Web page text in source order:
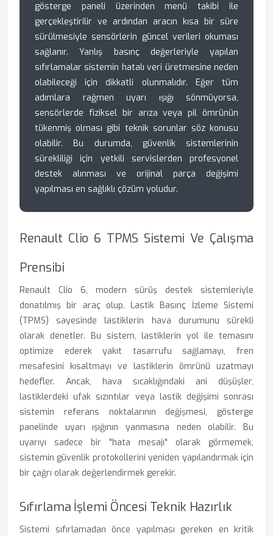
gösterge paneli üzerinden menü takibi ile
gerçekleştirilir ve ardından aracın kısa bir süre
sürülmesiyle sensörlerin güncel verileri okuması
sağlanır. Yanlış basınç değerleriyle yapılan
sıfırlamalar sistemin hatalı veri üretmesine neden
olabileceği için dikkatli olunmalıdır. Eğer tüm
adımlara rağmen uyarı ışığı sönmüyorsa,
sensörlerde fiziksel bir arıza veya pil ömrünün
tükenmiş olması gibi teknik sorunlar söz konusu
olabilir. Bu durumda, güvenlik sistemlerinin
sürekliliği için yetkili servislerden profesyonel
destek alınması ve orijinal parça değişimi
yapılması en sağlıklı çözüm yoludur.
Renault Clio 6 TPMS Sistemi Ve Çalışma
Prensibi
Renault Clio 6, modern sürüş destek sistemleriyle
donatılmış bir araç olup, Lastik Basınç İzleme Sistemi
(TPMS) sayesinde lastiklerin hava durumunu sürekli
olarak denetler. Bu sistem, lastiklerin yol ile temasını
optimize ederek yakıt tasarrufu sağlamayı, fren
mesafesini kısaltmayı ve lastiklerin ömrünü uzatmayı
hedefler. Ancak, hava sıcaklığındaki ani düşüşler,
lastiklerdeki ufak sızıntılar veya lastik değişimi sonrası
sistemin referans noktalarının değişmesi, gösterge
panelinde uyarı ışığının yanmasına neden olabilir. Bu
uyarıyı sadece bir "hata mesajı" olarak görmemek,
sistemin güvenlik protokollerini yeniden yapılandırmak için
bir çağrı olarak değerlendirmek gerekir.
Sıfırlama İşlemi Öncesi Teknik Hazırlık
Sistemi sıfırlamadan önce yapılması gereken en kritik